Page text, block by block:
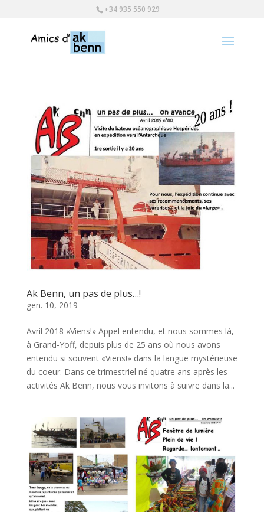
+34 935 550 929
Ak Benn, un pas de plus…!
gen. 10, 2019
Avril 2018 «Viens!» Appel entendu, et nous sommes là,
à Grand-Yoff, depuis plus de 25 ans où nous avons
entendu si souvent «Viens!» dans la langue mystérieuse
du coeur. Dans ce trimestriel né quatre ans après les
activités Ak Benn, nous vous invitons à suivre dans la...